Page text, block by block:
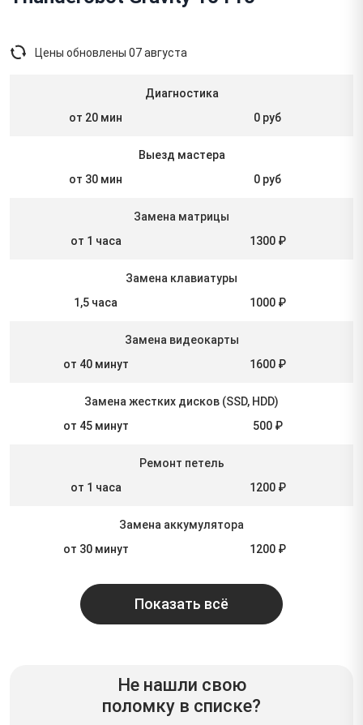
Цены обновлены 07 августа
Диагностика
от 20 мин
0 руб
Выезд мастера
от 30 мин
0 руб
Замена матрицы
от 1 часа
1300 ₽
Замена клавиатуры
1,5 часа
1000 ₽
Замена видеокарты
от 40 минут
1600 ₽
Замена жестких дисков (SSD, HDD)
от 45 минут
500 ₽
Ремонт петель
от 1 часа
1200 ₽
Замена аккумулятора
от 30 минут
1200 ₽
Показать всё
Не нашли свою
поломку в списке?